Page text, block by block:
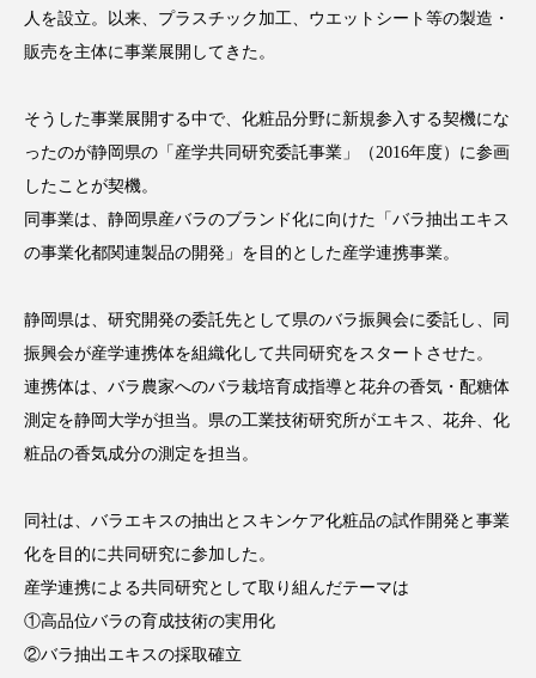
FEATURED 注目の企画
AI B2B BeautyTech ChatGPT
Gemini Instagram SaaS SNS
アンチエイジング アンチソリチュード
インタビュー インナービューティー 冷え
人を設立。以来、プラスチック加工、ウエットシート等の製造・
販売を主体に事業展開してきた。
そうした事業展開する中で、化粧品分野に新規参入する契機にな
ったのが静岡県の「産学共同研究委託事業」（2016年度）に参画
したことが契機。
同事業は、静岡県産バラのブランド化に向けた「バラ抽出エキス
の事業化都関連製品の開発」を目的とした産学連携事業。
静岡県は、研究開発の委託先として県のバラ振興会に委託し、同
振興会が産学連携体を組織化して共同研究をスタートさせた。
連携体は、バラ農家へのバラ栽培育成指導と花弁の香気・配糖体
測定を静岡大学が担当。県の工業技術研究所がエキス、花弁、化
粧品の香気成分の測定を担当。
同社は、バラエキスの抽出とスキンケア化粧品の試作開発と事業
化を目的に共同研究に参加した。
産学連携による共同研究として取り組んだテーマは
①高品位バラの育成技術の実用化
②バラ抽出エキスの採取確立